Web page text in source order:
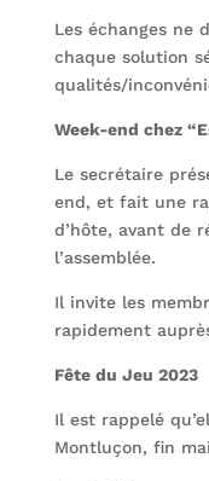
Les échanges ne
chaque solution
qualités/
Week-end chez
Le secrétaire
end, et fait une
d’hôte, avant de
l’assemblée.
Il invite les
rapidement
Fête du Jeu 2023
Il est rappelé
Montluçon, fin